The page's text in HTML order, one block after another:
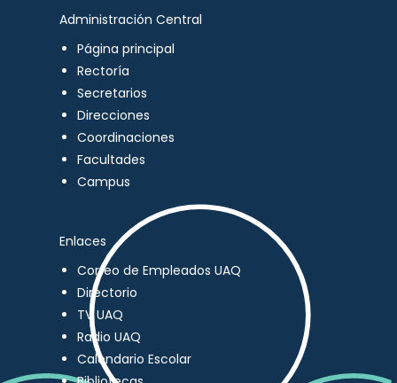
Administración Central
Página principal
Rectoría
Secretarios
Direcciones
Coordinaciones
Facultades
Campus
Enlaces
Correo de Empleados UAQ
Directorio
TV UAQ
Radio UAQ
Calendario Escolar